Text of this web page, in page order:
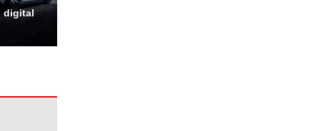
digital